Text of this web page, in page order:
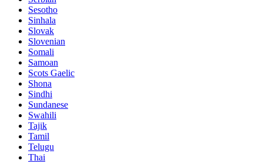
Sesotho
Sinhala
Slovak
Slovenian
Somali
Samoan
Scots Gaelic
Shona
Sindhi
Sundanese
Swahili
Tajik
Tamil
Telugu
Thai